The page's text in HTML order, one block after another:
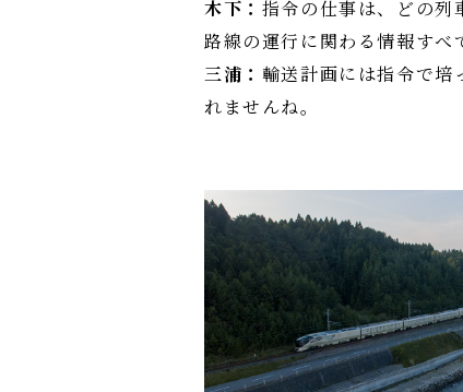
木下： 指令の仕事は、どの列
路線の運行に関わる情報すべ
三浦： 輸送計画には指令で培
れませんね。